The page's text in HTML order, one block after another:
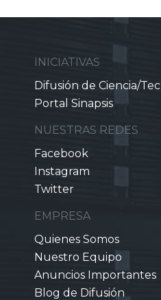
INICIATIVAS
Difusión de Ciencia/Tec
Portal Sinapsis
NUESTRAS REDES
Facebook
Instagram
Twitter
EMPRESA
Quienes Somos
Nuestro Equipo
Anuncios Importantes
Blog de Difusión